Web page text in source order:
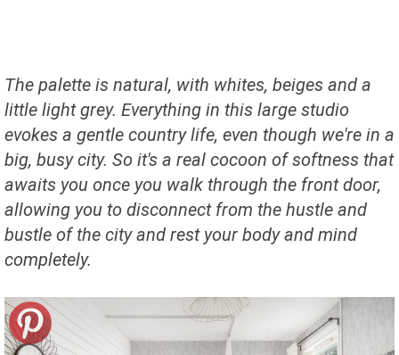
The palette is natural, with whites, beiges and a
little light grey. Everything in this large studio
evokes a gentle country life, even though we're in a
big, busy city. So it's a real cocoon of softness that
awaits you once you walk through the front door,
allowing you to disconnect from the hustle and
bustle of the city and rest your body and mind
completely.